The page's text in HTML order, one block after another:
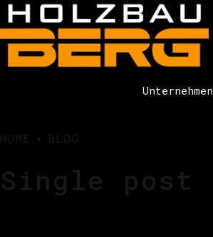
Unternehmen
HOME BLOG
Single post